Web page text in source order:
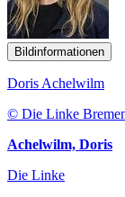
Bildinformationen
Doris Achelwilm
© Die Linke
Achelwilm, Doris
Die Linke